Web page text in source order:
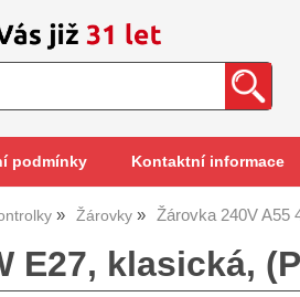
podmínky Kontaktní informace
Žárovky Žárovka 240V A55
E27, klasická,